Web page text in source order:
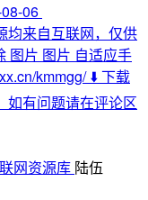
06
均来自互联网，仅供
图片 图片 自适应手
kmmgg/ ⬇️ 下载
如有问题请在评论区
陆伍